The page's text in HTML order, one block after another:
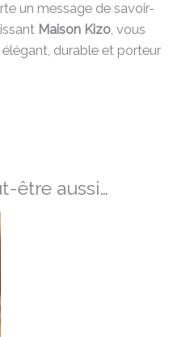
un message de savoir-
Maison Kizo, vous
durable et porteur
être aussi…